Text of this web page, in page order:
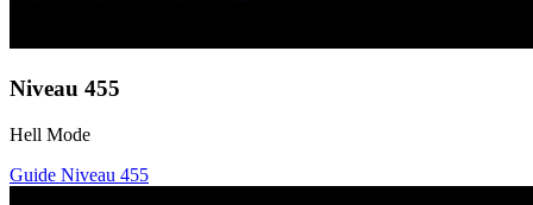
Niveau 455
Hell Mode
Guide Niveau 455